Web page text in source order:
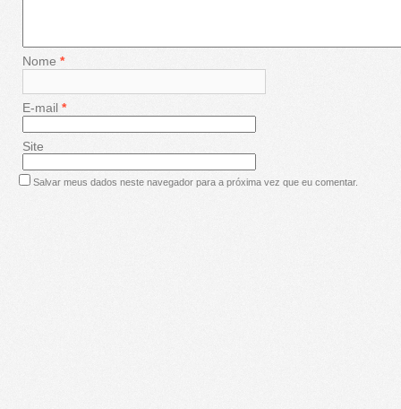
Nome *
E-mail *
Site
Salvar meus dados neste navegador para a próxima vez que eu comentar.